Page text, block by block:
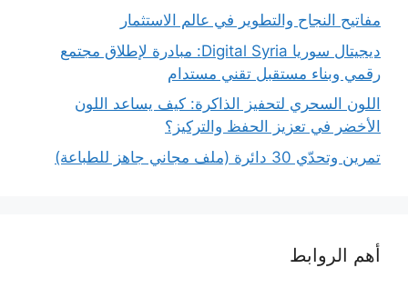
مفاتيح النجاح والتطوير في عالم الاستثمار
ديجيتال سوريا Digital Syria: مبادرة لإطلاق مجتمع
رقمي وبناء مستقبل تقني مستدام
اللون السحري لتحفيز الذاكرة: كيف يساعد اللون
الأخضر في تعزيز الحفظ والتركيز؟
تمرين وتحدّي 30 دائرة (ملف مجاني جاهز للطباعة)
أهم الروابط